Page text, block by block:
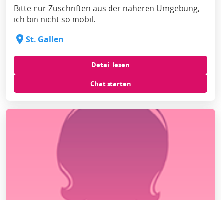
Bitte nur Zuschriften aus der näheren Umgebung,
ich bin nicht so mobil.
St. Gallen
Detail lesen
Chat starten